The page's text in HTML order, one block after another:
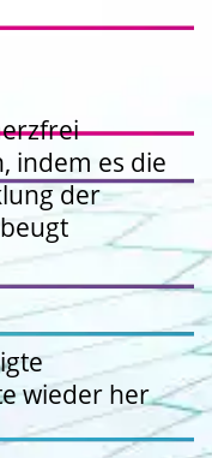
indem es die
der
wieder her